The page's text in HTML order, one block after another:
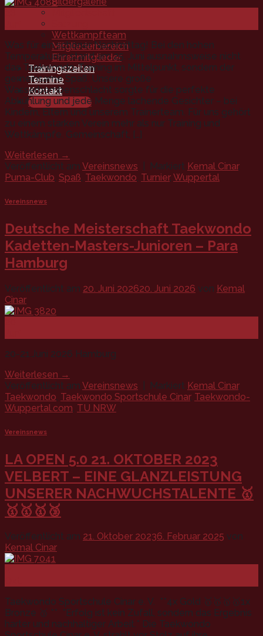
Wettkampfteam
Mitgliederbereich
Ehrenmitglieder
Trainingszeiten
Termine
Kontakt
Mitgliedschaft
Was für ein schöner Nachmittag! Bei den hohen
Temperaturen stand am 25. Juni ausnahmsweise nicht
das Taekwondo-Training im Mittelpunkt, sondern der
gemeinsame Spaß. Unsere große
Wasserbombenschlacht sorgte für die perfekte
Abkühlung und jede Menge lachende Gesichter – bei
Kindern, Eltern und unserem Trainerteam. Für uns gehört
zu einem starken Verein mehr als nur Training und
Wettkämpfe. Gemeinschaft, […]
Weiterlesen →
Veröffentlicht am Vereinsnews Markiert Kemal Cinar,
Puma-Club, Spaß, Taekwondo, Turnier, Wuppertal
Vereinsnews
Deutsche Meisterschaft Taekwondo
Kadetten-Masters-Junioren – Para
Hamburg
Veröffentlicht am 20. Juni 202620. Juni 2026 von Kemal
Cinar
20-21.Juni 2026 Hamburg
Weiterlesen →
Veröffentlicht am Vereinsnews Markiert Kemal Cinar,
Taekwondo, Taekwondo Sportschule Cinar, Taekwondo-
Wuppertal.com, TU NRW
Vereinsnews
LA OPEN 5.0 21. OKTOBER 2023
VELBERT – EINE GLANZLEISTUNG
UNSERER NACHWUCHSTALENTE 🥇
🥇🥇🥇🥉
Veröffentlicht am 21. Oktober 20236. Februar 2025 von
Kemal Cinar
Taekwondo Sportschule Cinar e. V. **4x Gold 🥇🥇🥇🥇1x
Bronze 🥉 ** *Erfolg ist kein Zufall, sondern das Ergebnis
harter und nachhaltiger Arbeit.* Die Taekwondo